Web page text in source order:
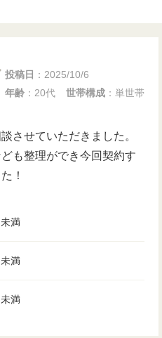
投稿日 ： 2025/10/6
年齢 ：20代 世帯構成 ：単世帯
させていただきました。
も整理ができ今回契約す
！
満
満
満